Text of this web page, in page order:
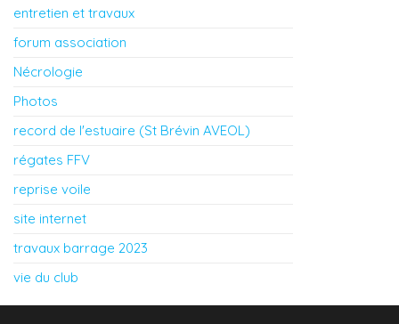
entretien et travaux
forum association
Nécrologie
Photos
record de l'estuaire (St Brévin AVEOL)
régates FFV
reprise voile
site internet
travaux barrage 2023
vie du club